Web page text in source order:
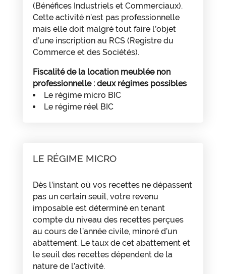
(Bénéfices Industriels et Commerciaux).
Cette activité n’est pas professionnelle
mais elle doit malgré tout faire l’objet
d’une inscription au RCS (Registre du
Commerce et des Sociétés).
Fiscalité de la location meublée non
professionnelle : deux régimes possibles
Le régime micro BIC
Le régime réel BIC
LE RÉGIME MICRO
Dès l’instant où vos recettes ne dépassent
pas un certain seuil, votre revenu
imposable est déterminé en tenant
compte du niveau des recettes perçues
au cours de l’année civile, minoré d’un
abattement. Le taux de cet abattement et
le seuil des recettes dépendent de la
nature de l’activité.